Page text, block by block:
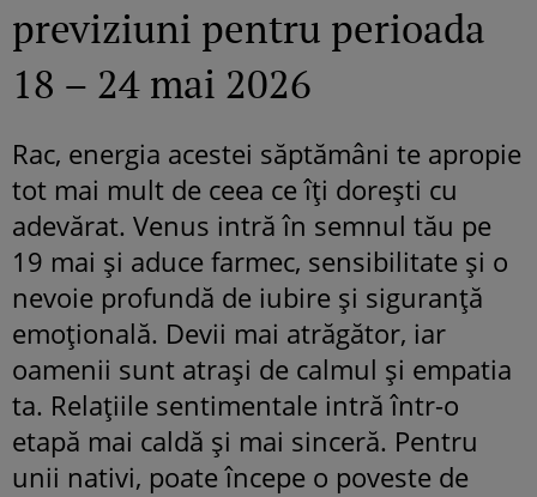
previziuni pentru perioada
18 – 24 mai 2026
Rac, energia acestei săptămâni te apropie
tot mai mult de ceea ce îți dorești cu
adevărat. Venus intră în semnul tău pe
19 mai și aduce farmec, sensibilitate și o
nevoie profundă de iubire și siguranță
emoțională. Devii mai atrăgător, iar
oamenii sunt atrași de calmul și empatia
ta. Relațiile sentimentale intră într-o
etapă mai caldă și mai sinceră. Pentru
unii nativi, poate începe o poveste de